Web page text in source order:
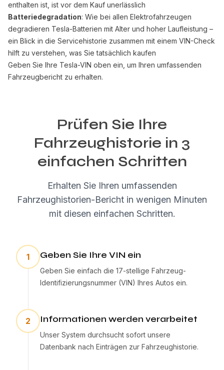
enthalten ist, ist vor dem Kauf unerlässlich
Batteriedegradation: Wie bei allen Elektrofahrzeugen
degradieren Tesla-Batterien mit Alter und hoher Laufleistung –
ein Blick in die Servicehistorie zusammen mit einem VIN-Check
hilft zu verstehen, was Sie tatsächlich kaufen
Geben Sie Ihre Tesla-VIN oben ein, um Ihren umfassenden
Fahrzeugbericht zu erhalten.
Prüfen Sie Ihre
Fahrzeughistorie in 3
einfachen Schritten
Erhalten Sie Ihren umfassenden
Fahrzeughistorien-Bericht in wenigen Minuten
mit diesen einfachen Schritten.
1 Geben Sie Ihre VIN ein
Geben Sie einfach die 17-stellige Fahrzeug-
Identifizierungsnummer (VIN) Ihres Autos ein.
2 Informationen werden verarbeitet
Unser System durchsucht sofort unsere
Datenbank nach Einträgen zur Fahrzeughistorie.